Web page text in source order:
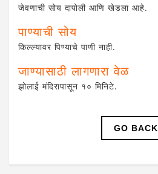
जेवणाची सोय दापोली आणि खेडला आहे.
पाण्याची सोय
किल्ल्यावर पिण्याचे पाणी नाही.
जाण्यासाठी लागणारा वेळ
झोलाई मंदिरापासून १० मिनिटे.
GO BACK